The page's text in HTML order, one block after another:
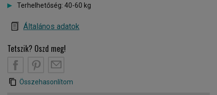
Terhelhetőség: 40-60 kg
Általános adatok
Tetszik? Oszd meg!
Összehasonlítom